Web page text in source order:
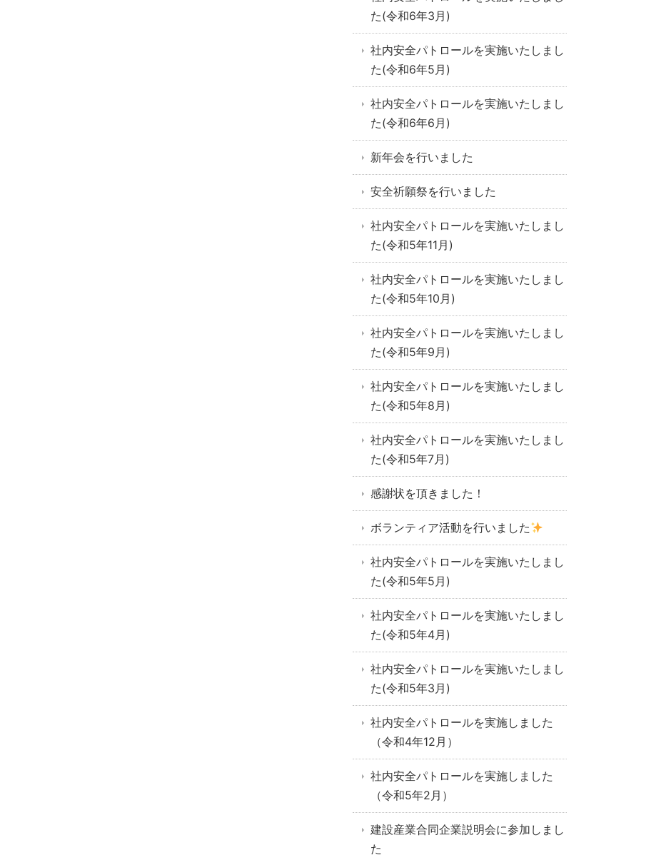
た(令和6年3月)
社内安全パトロールを実施いたしまし
た(令和6年5月)
社内安全パトロールを実施いたしまし
た(令和6年6月)
新年会を行いました
安全祈願祭を行いました
社内安全パトロールを実施いたしまし
た(令和5年11月)
社内安全パトロールを実施いたしまし
た(令和5年10月)
社内安全パトロールを実施いたしまし
た(令和5年9月)
社内安全パトロールを実施いたしまし
た(令和5年8月)
社内安全パトロールを実施いたしまし
た(令和5年7月)
感謝状を頂きました！
ボランティア活動を行いました
社内安全パトロールを実施いたしまし
た(令和5年5月)
社内安全パトロールを実施いたしまし
た(令和5年4月)
社内安全パトロールを実施いたしまし
た(令和5年3月)
社内安全パトロールを実施しました
（令和4年12月）
社内安全パトロールを実施しました
（令和5年2月）
建設産業合同企業説明会に参加しまし
た